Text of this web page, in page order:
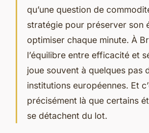
qu’une question de
stratégie pour préserver son
optimiser chaque minute. À
l’équilibre entre efficacité et
joue souvent à quelques pas
institutions européennes. Et
précisément là que certains
se détachent du lot.